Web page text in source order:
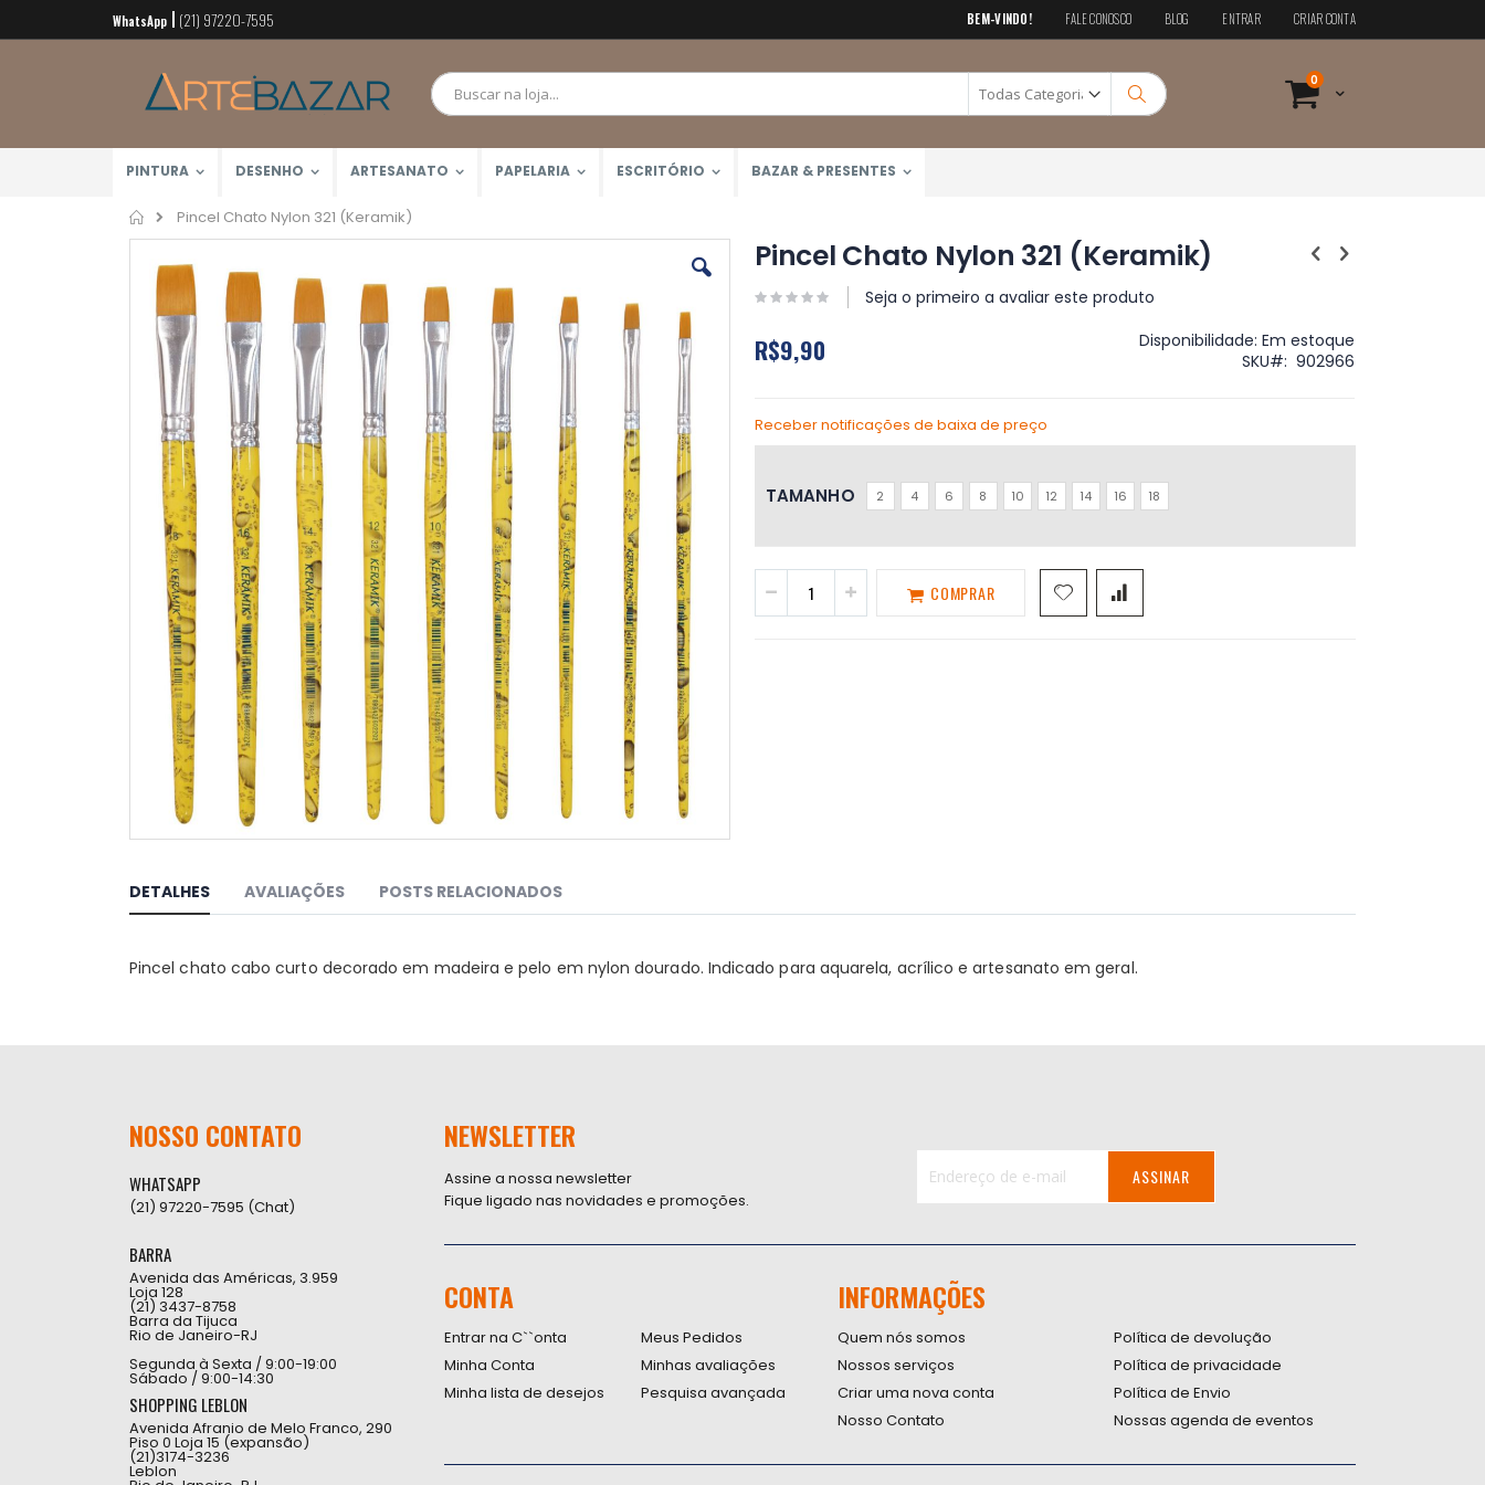
Pular
para
conteúdo
BEM-VINDO! FALE CONOSCO BLOG ENTRAR CRIAR CONTA
Cart
0 itens
Pesquisa
WhatsApp (21) 97220-7595
PINTURA DESENHO ARTESANATO PAPELARIA ESCRITÓRIO BAZAR & PRESENTES
Home
Pincel Chato Nylon 321 (Keramik)
Pular
para
final
Galeria
imagens
o
início
de
Pincel Chato Nylon 321 (Keramik)
Seja o primeiro a avaliar este produto
R$9,90 Disponibilidade: Em estoque
SKU
902966
Receber notificações de baixa de preço
TAMANHO 2 4 6 8 10 12 14 16 18
COMPRAR
DETALHES
Pincel chato cabo curto decorado em madeira e pelo em nylon dourado. Indicado para aquarela, acrílico e artesanato em geral.
AVALIAÇÕES POSTS RELACIONADOS
NOSSO CONTATO
WHATSAPP
(21) 97220-7595 (Chat)
BARRA
Avenida das Américas, 3.959
Loja 128
(21) 3437-8758
Barra da Tijuca
Rio de Janeiro-RJ
Segunda à Sexta / 9:00-19:00
Sábado / 9:00-14:30
SHOPPING LEBLON
Avenida Afranio de Melo Franco, 290
Piso 0 Loja 15 (expansão)
(21)3174-3236
Leblon
NEWSLETTER
Assine a nossa newsletter
Fique ligado nas novidades e promoções.
nossa
Newsletter:
ASSINAR
CONTA
Entrar na C``onta
Minha Conta
Minha lista de desejos
Meus Pedidos
Minhas avaliações
Pesquisa avançada
INFORMAÇÕES
Quem nós somos
Nossos serviços
Criar uma nova conta
Nosso Contato
Política de devolução
Política de privacidade
Política de Envio
Nossas agenda de eventos